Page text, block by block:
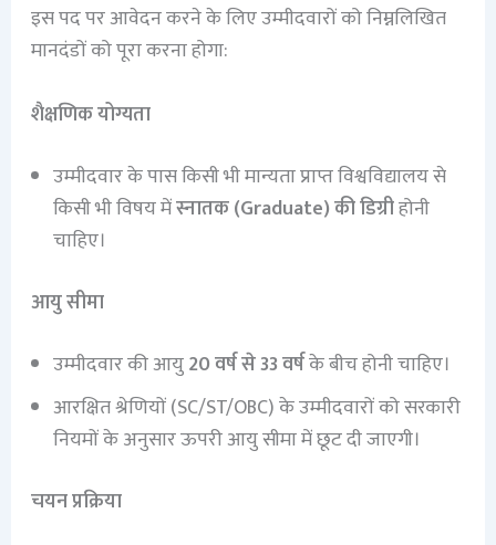
इस पद पर आवेदन करने के लिए उम्मीदवारों को निम्नलिखित
मानदंडों को पूरा करना होगा:
शैक्षणिक योग्यता
उम्मीदवार के पास किसी भी मान्यता प्राप्त विश्वविद्यालय से
किसी भी विषय मेंस्नातक (Graduate) की डिग्रीहोनी
चाहिए।
आयु सीमा
उम्मीदवार की आयु20 वर्ष से 33 वर्षके बीच होनी चाहिए।
आरक्षित श्रेणियों (SC/ST/OBC) के उम्मीदवारों को सरकारी
नियमों के अनुसार ऊपरी आयु सीमा में छूट दी जाएगी।
चयन प्रक्रिया